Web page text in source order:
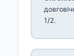
1/2.